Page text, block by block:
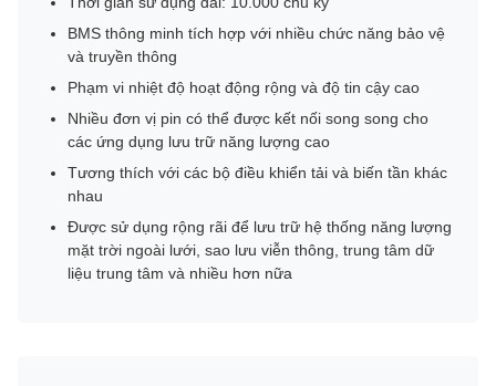
BMS thông minh tích hợp với nhiều chức năng bảo vệ
và truyền thông
Phạm vi nhiệt độ hoạt động rộng và độ tin cậy cao
Nhiều đơn vị pin có thể được kết nối song song cho
các ứng dụng lưu trữ năng lượng cao
Tương thích với các bộ điều khiển tải và biến tần khác
nhau
Được sử dụng rộng rãi để lưu trữ hệ thống năng lượng
mặt trời ngoài lưới, sao lưu viễn thông, trung tâm dữ
liệu trung tâm và nhiều hơn nữa